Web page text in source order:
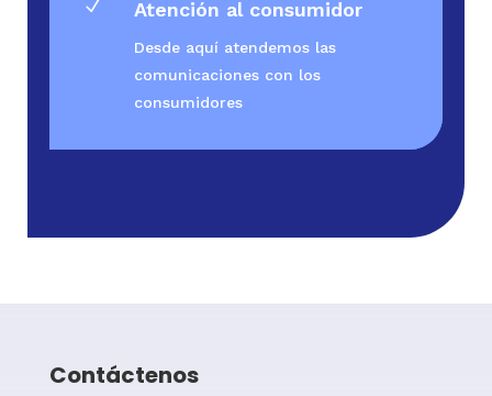
N Atención al consumidor
Desde aquí atendemos las
comunicaciones con los
consumidores
Contáctenos